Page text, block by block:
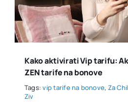
Kako aktivirati Vip tarifu:
ZEN tarife na bonove
Tags:vip tarife na bonove, Za
Ziv